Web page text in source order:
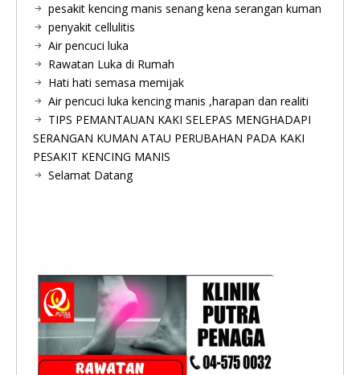
pesakit kencing manis senang kena serangan kuman
penyakit cellulitis
Air pencuci luka
Rawatan Luka di Rumah
Hati hati semasa memijak
Air pencuci luka kencing manis ,harapan dan realiti
TIPS PEMANTAUAN KAKI SELEPAS MENGHADAPI
SERANGAN KUMAN ATAU PERUBAHAN PADA KAKI
PESAKIT KENCING MANIS
Selamat Datang